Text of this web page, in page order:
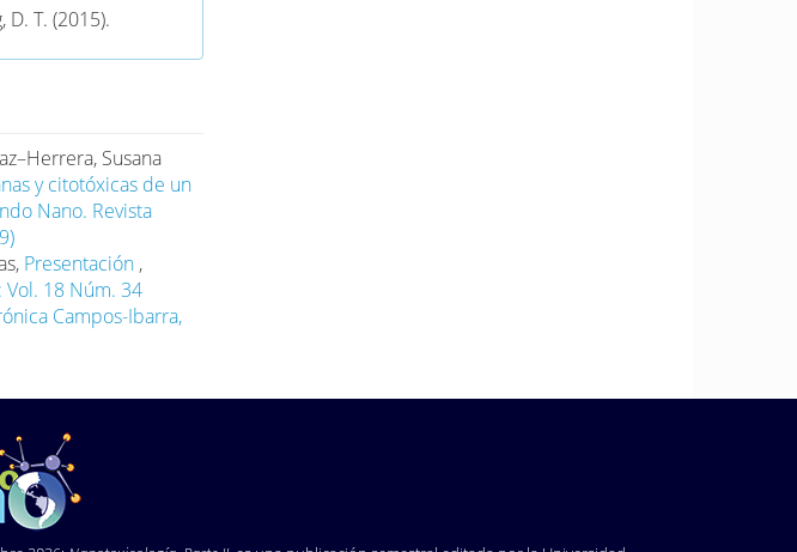
D. T. (2015).
Douraki, M.
activity of
its anticancer
9(12): 1670,
.
J., Zhang, J., Shen,
cluster
therapy for tumor
.
N. F. (2018).
efficacy in
Susana
y citotóxicas de un
Nano. Revista
Presentación ,
18 Núm. 34
Campos-Ibarra,